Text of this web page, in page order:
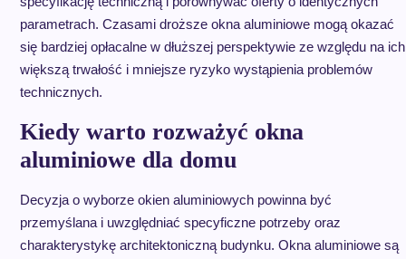
parametrach. Czasami droższe okna aluminiowe mogą okazać
się bardziej opłacalne w dłuższej perspektywie ze względu na ich
większą trwałość i mniejsze ryzyko wystąpienia problemów
technicznych.
Kiedy warto rozważyć okna
aluminiowe dla domu
Decyzja o wyborze okien aluminiowych powinna być
przemyślana i uwzględniać specyficzne potrzeby oraz
charakterystykę architektoniczną budynku. Okna aluminiowe są